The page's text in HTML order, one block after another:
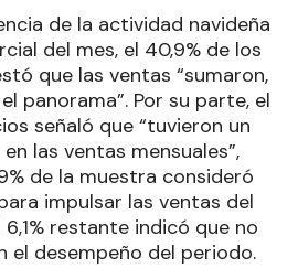
de la actividad navideña
del mes, el 40,9% de los
que las ventas “sumaron,
panorama”. Por su parte, el
señaló que “tuvieron un
las ventas mensuales”,
de la muestra consideró
impulsar las ventas del
6,1% restante indicó que no
el desempeño del periodo.